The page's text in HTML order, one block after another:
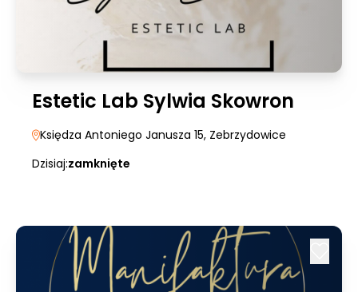
Estetic Lab Sylwia Skowron
Księdza Antoniego Janusza 15, Zebrzydowice
Dzisiaj:zamknięte